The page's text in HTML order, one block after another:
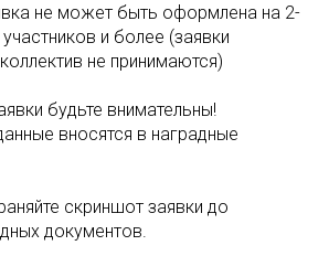
не может быть оформлена на 2-
и более (заявки
не принимаются)
будьте внимательны!
вносятся в наградные
скриншот заявки до
документов.